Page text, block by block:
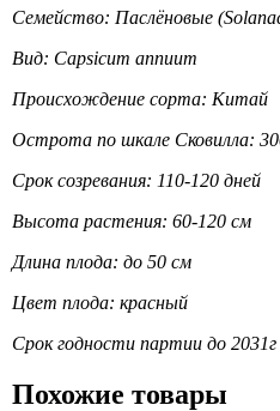
Семейство: Паслёновые
Вид: Capsicum annuum
Происхождение сорта: Китай
Острота по шкале Сковилла:
Срок созревания: 110-120 дней
Высота растения: 60-120 см
Длина плода: до 50 см
Цвет плода: красный
Срок годности партии до 2031г
Похожие товары